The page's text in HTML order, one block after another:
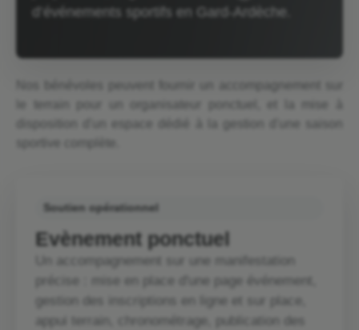
d’événements sportifs en Gard-Ardèche.
Soutien opérationnel
Evènement ponctuel
Un accompagnement sur une manifestation
précise : mise en place d'une page événement,
gestion des inscriptions en ligne et sur place,
appui terrain, chronométrage, publication des